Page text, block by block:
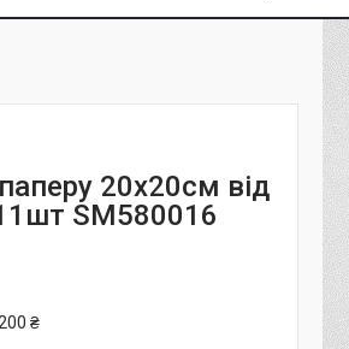
20х20см від
SM580016
₴